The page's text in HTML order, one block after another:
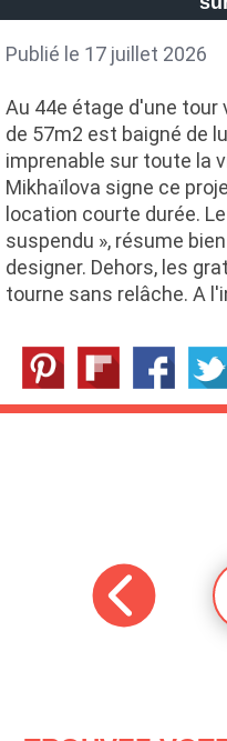
Publié le 17 juillet 2026
Au 44e étage d'une tour
de 57m2 est baigné de
imprenable sur toute la
Mikhaïlova signe ce
location courte durée.
suspendu », résume
designer. Dehors, les
tourne sans relâche. A